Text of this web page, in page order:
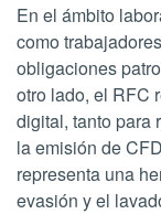
En el ámbito
como
obligaciones
otro lado, el RFC
digital, tanto para
la emisión de
representa una
evasión y el